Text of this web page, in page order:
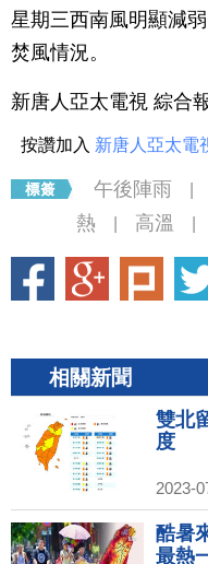
星期三西南風明顯減
焚風情況。
新唐人亞太電視 綜合
按讚加入 新唐人亞太電
午後陣雨
熱
高溫
相關新聞
雙北
度
2023-
酷暑
最熱